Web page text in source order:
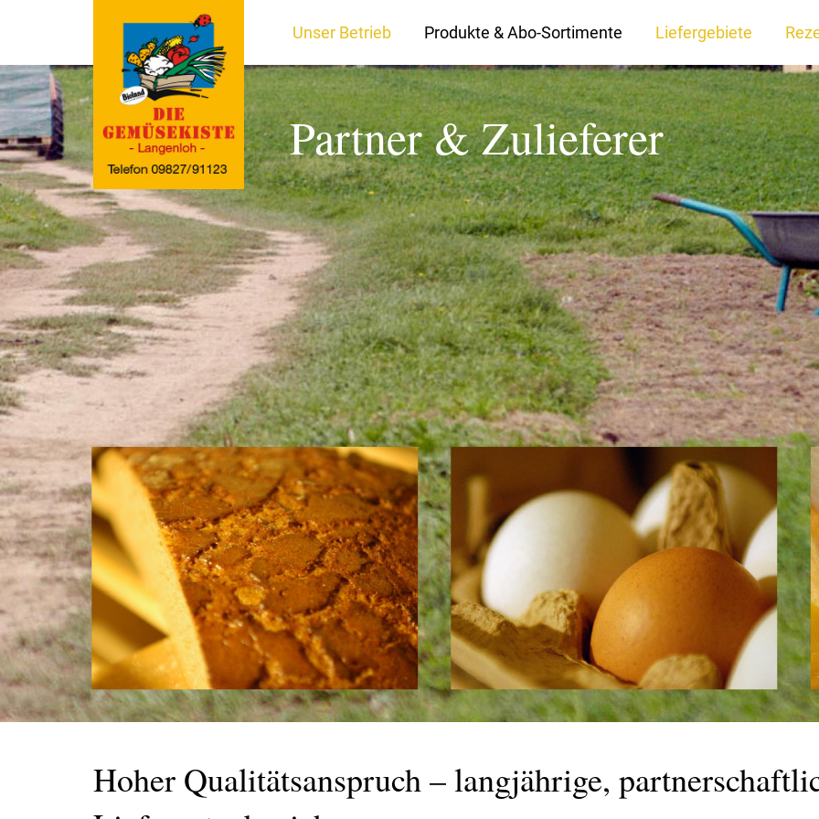
Unser Betrieb Produkte & Abo-Sortimente Liefergebiete
Partner & Zulieferer
Hoher Qualitätsanspruch – langjährige,